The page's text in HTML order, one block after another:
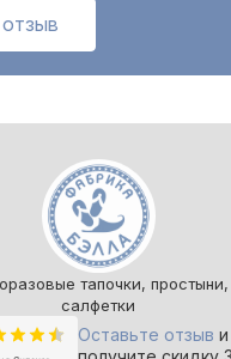
тапочки, простыни,
салфетки
Оставьте отзыв и